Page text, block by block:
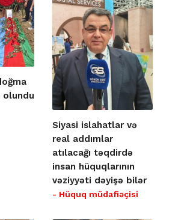
olundu
Siyasi islahatlar və
real addımlar
atılacağı təqdirdə
insan hüquqlarının
vəziyyəti dəyişə bilər
- Hüquq müdafiəçisi